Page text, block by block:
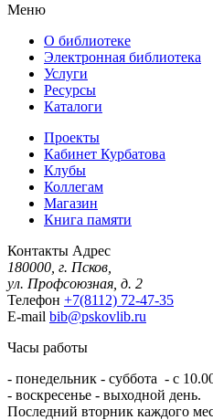
Меню
О библиотеке
Электронная библиотека
Услуги
Ресурсы
Каталоги
Проекты
Кабинет Курбатова
Клубы
Коллегам
Магазин
Книга памяти
Контакты Адрес
180000, г. Псков,
ул. Профсоюзная, д. 2
Телефон +7(8112) 72-47-35
E-mail bib@pskovlib.ru
Часы работы
- понедельник - суббота - с
- воскресенье - выходной день.
Последний вторник каждого